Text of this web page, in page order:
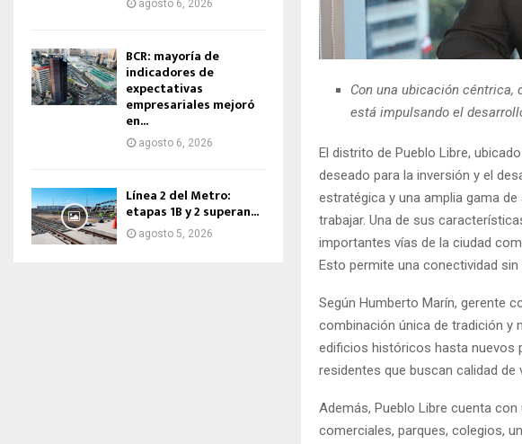
Con una ubicación
está impulsando el
El distrito de Pueblo Libre,
deseado para la inversión y el
estratégica y una amplia gama
trabajar. Una de sus
importantes vías de la ciudad
Esto permite una conectividad
Según Humberto Marín, gerente
combinación única de tradición y
edificios históricos hasta nuevos
residentes que buscan calidad de
Además, Pueblo Libre cuenta
comerciales, parques, colegios,
agosto 6, 2026
BCR: mayoría de
indicadores de
expectativas
empresariales mejoró
en...
agosto 6, 2026
Línea 2 del Metro:
etapas 1B y 2 superan...
agosto 5, 2026